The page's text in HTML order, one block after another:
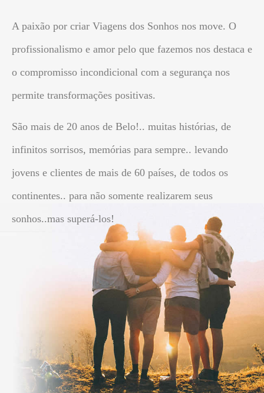
A paixão por criar Viagens dos Sonhos nos move. O
profissionalismo e amor pelo que fazemos nos destaca e
o compromisso incondicional com a segurança nos
permite transformações positivas.
São mais de 20 anos de Belo!.. muitas histórias, de
infinitos sorrisos, memórias para sempre.. levando
jovens e clientes de mais de 60 países, de todos os
continentes.. para não somente realizarem seus
sonhos..mas superá-los!